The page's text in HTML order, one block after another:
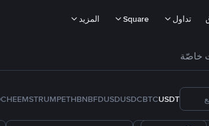
تداول Square المزيد
خاصّة
USDT
BTC
USDC
FDUSD
BNB
ETH
TRUMP
1000CHEEMS